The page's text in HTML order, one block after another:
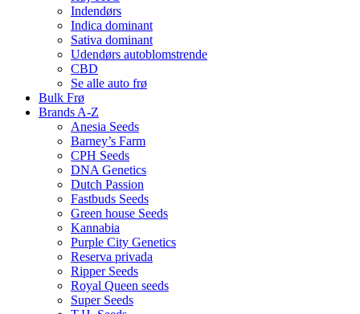
Indendørs
Indica dominant
Sativa dominant
Udendørs autoblomstrende
CBD
Se alle auto frø
Bulk Frø
Brands A-Z
Anesia Seeds
Barney’s Farm
CPH Seeds
DNA Genetics
Dutch Passion
Fastbuds Seeds
Green house Seeds
Kannabia
Purple City Genetics
Reserva privada
Ripper Seeds
Royal Queen seeds
Super Seeds